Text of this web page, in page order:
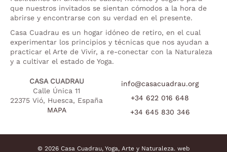
que nuestros invitados se sientan cómodos a la hora de
abrirse y encontrarse con su verdad en el presente.
Casa Cuadrau es un hogar idóneo de retiro, en el cual
experimentar los principios y técnicas que nos ayudan a
practicar el Arte de Vivir, a re-conectar con la Naturaleza
y a cultivar el estado de Yoga.
CASA CUADRAU
Calle Única 11
22375 Vió, Huesca, España
MAPA
info@casacuadrau.org
+34 622 016 648
+34 645 830 346
© 2026 Casa Cuadrau, Yoga, Arte y Naturaleza. web